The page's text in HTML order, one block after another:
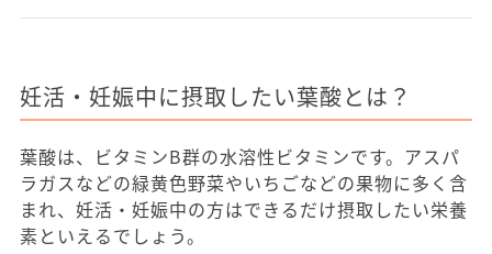
妊活・妊娠中に摂取したい葉酸とは？
葉酸は、ビタミンB群の水溶性ビタミンです。アスパ
ラガスなどの緑黄色野菜やいちごなどの果物に多く含
まれ、妊活・妊娠中の方はできるだけ摂取したい栄養
素といえるでしょう。